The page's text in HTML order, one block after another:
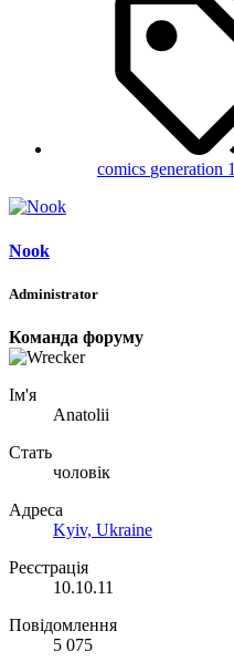
comics generation 1
Nook
Administrator
Команда форуму
Ім'я
Anatolii
Стать
чоловік
Адреса
Kyiv, Ukraine
Реєстрація
10.10.11
Повідомлення
5 075